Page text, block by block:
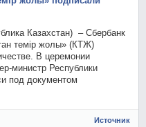
Казахстан) – Сбербанк
темiр жолы» (КТЖ)
В церемонии
министр Республики
под документом
Источник